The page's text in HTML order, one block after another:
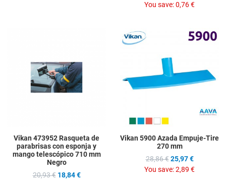
You save:0,76 €
Add to Wishlist
Quick View
Vikan 473952 Rasqueta de
parabrisas con esponja y
mango telescópico 710 mm
Negro
20,93 € 18,84 €
Vikan 5900 Azada Empuje-Tire
270 mm
28,86 € 25,97 €
You save:2,89 €